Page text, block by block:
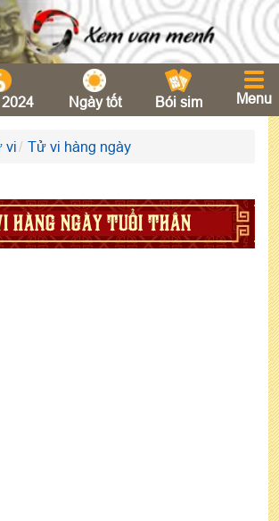
Ngày tốt Bói sim Menu
vi Tử vi hàng ngày
HÀNG NGÀY TUỔI THÂN